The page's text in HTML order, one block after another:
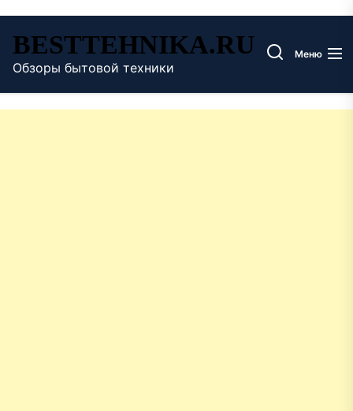
содержимому
BESTTEHNIKA.RU
Обзоры бытовой техники
Меню